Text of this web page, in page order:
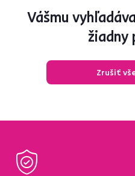
Vášmu
žiadny
Zrušiť